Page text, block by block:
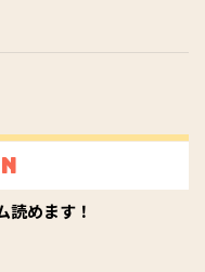
読めます！